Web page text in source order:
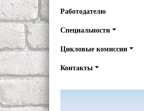
Работодателю
Специальности
Цикловые комиссии
Контакты